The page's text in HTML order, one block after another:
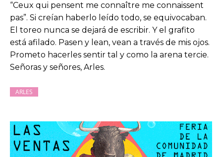
“Ceux qui pensent me connaître me connaissent
pas”. Si creían haberlo leído todo, se equivocaban.
El toreo nunca se dejará de escribir. Y el grafito
está afilado. Pasen y lean, vean a través de mis ojos.
Prometo hacerles sentir tal y como la arena tercie.
Señoras y señores, Arles.
ARLES